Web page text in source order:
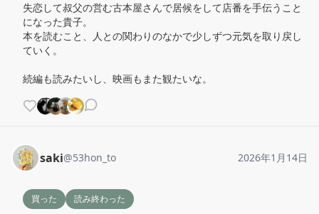
失恋して叔父の営む古本屋さんで居候をして店番を手伝うこと
になった貴子。
本を読むこと、人との関わりのなかで少しずつ元気を取り戻し
ていく。
続編も読みたいし、映画もまた観たいな。
saki@53hon_to 2026年1月14日
買った 読み終わった